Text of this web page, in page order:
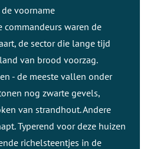
voorname
commandeurs waren de
de sector die lange tijd
van brood voorzag.
- de meeste vallen onder
nog zwarte gevels,
van strandhout. Andere
Typerend voor deze huizen
richelsteentjes in de